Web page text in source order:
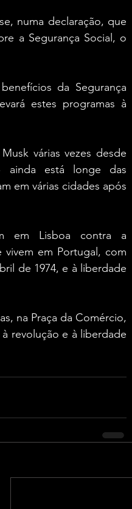
numa declaração, que
a Segurança Social, o
da Segurança
estes programas à
várias vezes desde
ainda está longe das
em várias cidades após
em Lisboa contra a
vivem em Portugal, com
de 1974, e à liberdade
na Praça da Comércio,
revolução e à liberdade